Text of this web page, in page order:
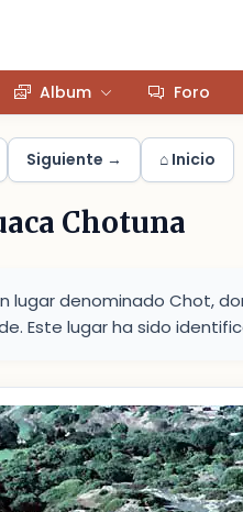
Album Foro
Siguiente → ⌂ Inicio
Chotuna
lugar denominado Chot,
Este lugar ha sido